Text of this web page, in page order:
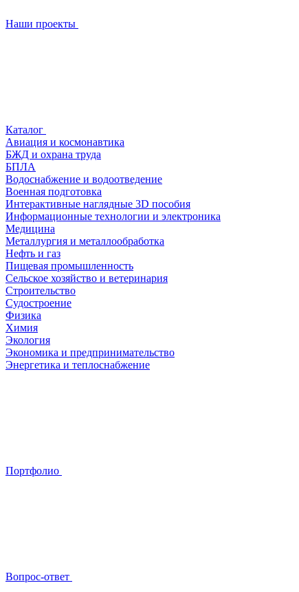
Наши проекты
Каталог
Авиация и космонавтика
БЖД и охрана труда
БПЛА
Водоснабжение и водоотведение
Военная подготовка
Интерактивные наглядные 3D пособия
Информационные технологии и электроника
Медицина
Металлургия и металлообработка
Нефть и газ
Пищевая промышленность
Сельское хозяйство и ветеринария
Строительство
Судостроение
Физика
Химия
Экология
Экономика и предпринимательство
Энергетика и теплоснабжение
Портфолио
Вопрос-ответ